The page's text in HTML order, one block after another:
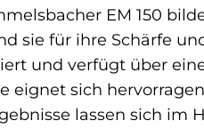
EM 150
sie für ihre Schärfe
und verfügt über
eignet sich
lassen sich im